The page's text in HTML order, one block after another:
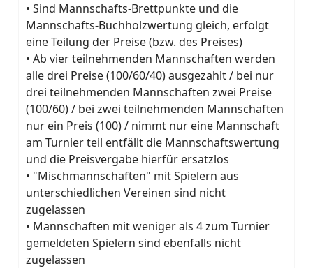
• Sind Mannschafts-Brettpunkte und die
Mannschafts-Buchholzwertung gleich, erfolgt
eine Teilung der Preise (bzw. des Preises)
• Ab vier teilnehmenden Mannschaften werden
alle drei Preise (100/60/40) ausgezahlt / bei nur
drei teilnehmenden Mannschaften zwei Preise
(100/60) / bei zwei teilnehmenden Mannschaften
nur ein Preis (100) / nimmt nur eine Mannschaft
am Turnier teil entfällt die Mannschaftswertung
und die Preisvergabe hierfür ersatzlos
• "Mischmannschaften" mit Spielern aus
unterschiedlichen Vereinen sind nicht
zugelassen
• Mannschaften mit weniger als 4 zum Turnier
gemeldeten Spielern sind ebenfalls nicht
zugelassen